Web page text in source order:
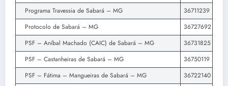
Programa Travessia de Sabará – MG
36711239
Protocolo de Sabará – MG
36727692
PSF – Aníbal Machado (CAIC) de Sabará – MG
36731825
PSF – Castanheiras de Sabará – MG
36750119
PSF – Fátima – Mangueiras de Sabará – MG
36722140